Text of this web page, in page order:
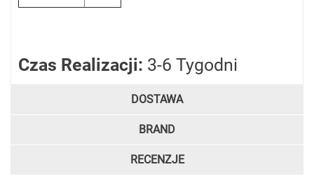
Czas Realizacji: 3-6 Tygodni
DOSTAWA
BRAND
RECENZJE